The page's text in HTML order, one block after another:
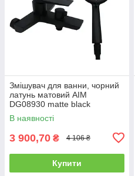
Змішувач для ванни, чорний
латунь матовий AIM
DG08930 matte black
В наявності
3 900,70 ₴ 4 106 ₴
Купити